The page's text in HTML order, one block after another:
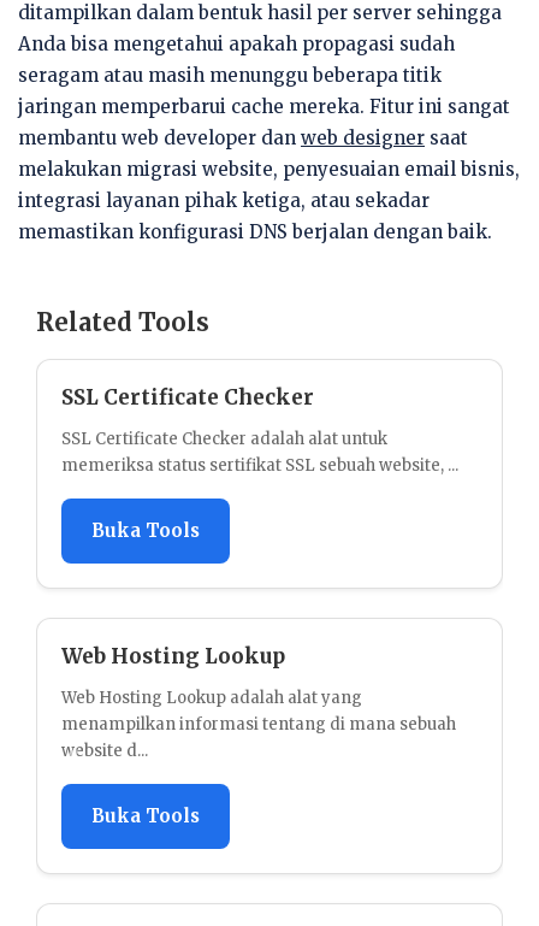
ditampilkan dalam bentuk hasil per server sehingga
Anda bisa mengetahui apakah propagasi sudah
seragam atau masih menunggu beberapa titik
jaringan memperbarui cache mereka. Fitur ini sangat
membantu web developer dan web designer saat
melakukan migrasi website, penyesuaian email bisnis,
integrasi layanan pihak ketiga, atau sekadar
memastikan konfigurasi DNS berjalan dengan baik.
Related Tools
SSL Certificate Checker
SSL Certificate Checker adalah alat untuk
memeriksa status sertifikat SSL sebuah website, ...
Buka Tools
Web Hosting Lookup
Web Hosting Lookup adalah alat yang
menampilkan informasi tentang di mana sebuah
website d...
Buka Tools